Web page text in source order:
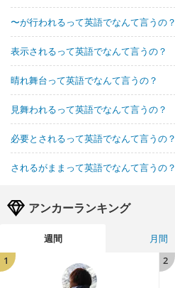
〜が行われるって英語でなんて言うの？
表示されるって英語でなんて言うの？
晴れ舞台って英語でなんて言うの？
見舞われるって英語でなんて言うの？
必要とされるって英語でなんて言うの？
されるがままって英語でなんて言うの？
アンカーランキング
週間 月間
1
2